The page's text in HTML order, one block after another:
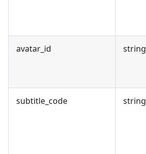
avatar_id string
subtitle_code string